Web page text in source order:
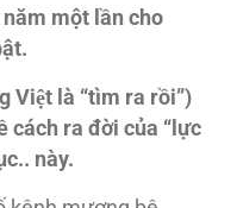
ăm một l ần cho
ật.
Việt la ̀ “tìm ra rồi”)
cách ra đời của “l ực
này.